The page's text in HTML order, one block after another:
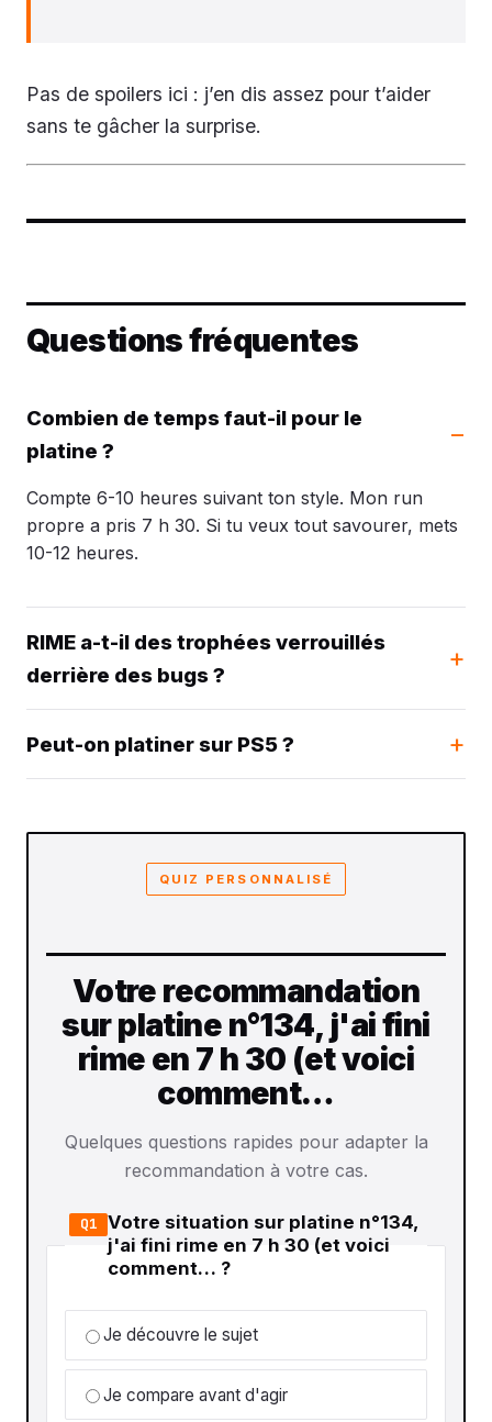
Pas de spoilers ici : j’en dis assez pour t’aider
sans te gâcher la surprise.
Questions fréquentes
Combien de temps faut-il pour le
platine ?
Compte 6-10 heures suivant ton style. Mon run
propre a pris 7 h 30. Si tu veux tout savourer, mets
10-12 heures.
RIME a-t-il des trophées verrouillés
derrière des bugs ?
Peut-on platiner sur PS5 ?
QUIZ PERSONNALISÉ
Votre recommandation
sur platine n°134, j'ai fini
rime en 7 h 30 (et voici
comment…
Quelques questions rapides pour adapter la
recommandation à votre cas.
Q1 Votre situation sur platine n°134,
j'ai fini rime en 7 h 30 (et voici
comment… ?
Je découvre le sujet
Je compare avant d'agir